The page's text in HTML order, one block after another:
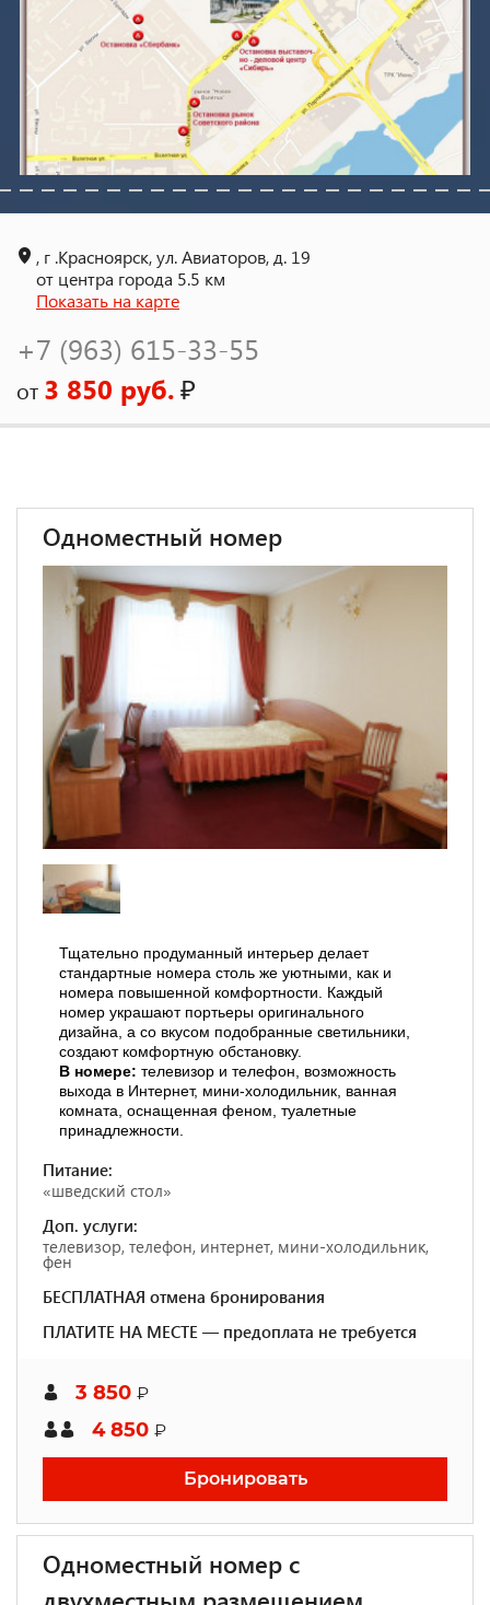
, г .Красноярск, ул. Авиаторов, д. 19
от центра города 5.5 км
Показать на карте
+7 (963) 615-33-55
от 3 850 руб.₽
Одноместный номер
Тщательно продуманный интерьер делает
стандартные номера столь же уютными, как и
номера повышенной комфортности. Каждый
номер украшают портьеры оригинального
дизайна, а со вкусом подобранные светильники,
создают комфортную обстановку.
В номере: телевизор и телефон, возможность
выхода в Интернет, мини-холодильник, ванная
комната, оснащенная феном, туалетные
принадлежности.
Питание:
«шведский стол»
Доп. услуги:
телевизор, телефон, интернет, мини-холодильник,
фен
БЕСПЛАТНАЯ отмена бронирования
ПЛАТИТЕ НА МЕСТЕ — предоплата не требуется
3 850 ₽
4 850 ₽
Бронировать
Одноместный номер с